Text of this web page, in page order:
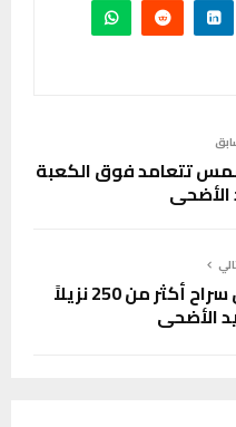
تتعامد فوق الكعبة
الأضحى
صدام خليفة يعلن إطلاق سراح أكثر من 250 نزيلاً
الأضحى